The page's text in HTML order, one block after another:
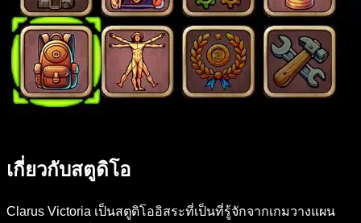
เกี่ยวกับสตูดิโอ
Clarus Victoria เป็นสตูดิโออิสระที่เป็นที่รู้จักจากเกมวางแผน